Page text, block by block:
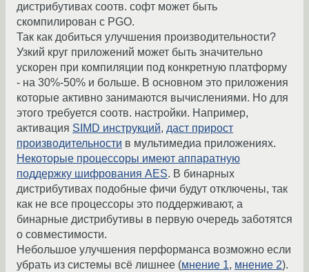
дистрибутивах соотв. софт может быть
скомпилирован с PGO.
Так как добиться улучшения производительности?
Узкий круг приложений может быть значительно
ускорен при компиляции под конкретную платформу
- на 30%-50% и больше. В основном это приложения
которые активно занимаются вычислениями. Но для
этого требуется соотв. настройки. Например,
активация SIMD инструкций, даст прирост
производительности в мультимедиа приложениях.
Некоторые процессоры имеют аппаратную
поддержку шифрования AES. В бинарных
дистрибутивах подобные фичи будут отключены, так
как не все процессоры это поддерживают, а
бинарные дистрибутивы в первую очередь заботятся
о совместимости.
Небольшое улучшения перформанса возможно если
убрать из системы всё лишнее (мнение 1, мнение 2).